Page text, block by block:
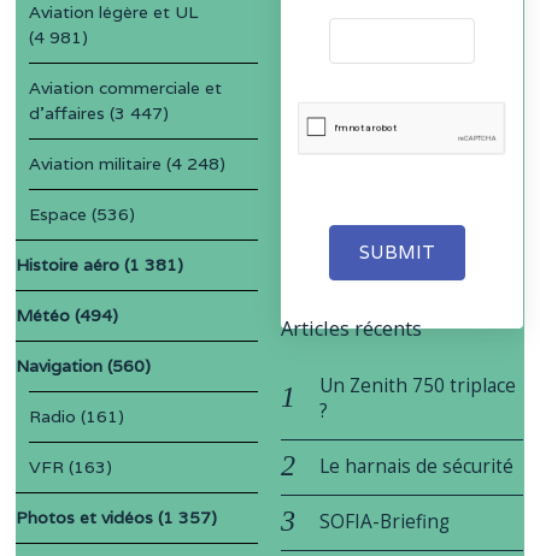
SUBMIT
Aviation légère et UL
(4 981)
Aviation commerciale et
d'affaires (3 447)
Aviation militaire (4 248)
Espace (536)
Histoire aéro (1 381)
Météo (494)
Navigation (560)
Radio (161)
VFR (163)
Photos et vidéos (1 357)
Articles récents
Un Zenith 750 triplace
?
Le harnais de sécurité
SOFIA-Briefing